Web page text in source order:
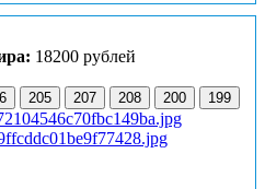
18200 рублей
205 207 208 200 199